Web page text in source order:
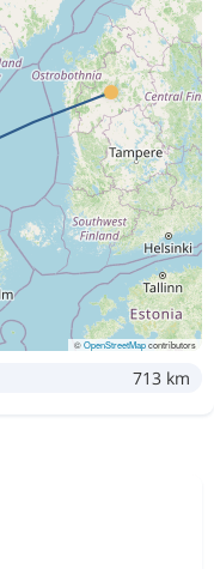
©OpenStreetMapcontributors
713 km